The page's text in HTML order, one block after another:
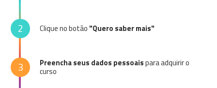
2 Clique no botão "Quero saber mais"
3 Preencha seus dados pessoaispara adquirir o
curso